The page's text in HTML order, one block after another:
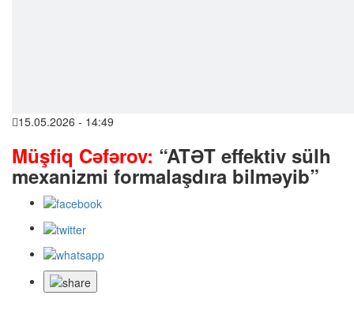
15.05.2026 - 14:49
Müşfiq Cəfərov: “ATƏT effektiv sülh
mexanizmi formalaşdıra bilməyib”